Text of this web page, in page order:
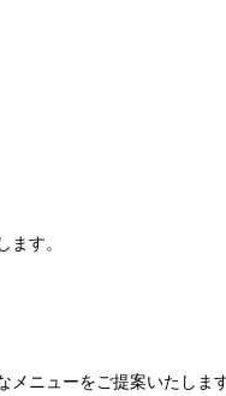
す。
メニューをご提案いたしま